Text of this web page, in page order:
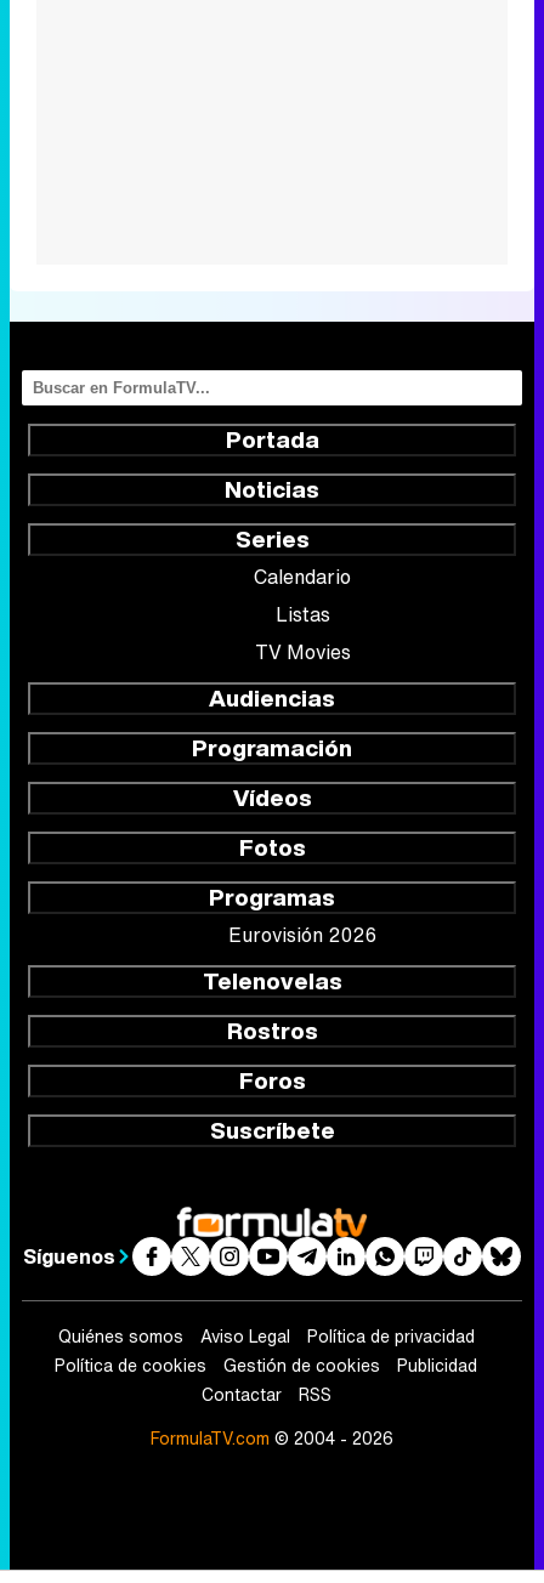
Portada
Noticias
Series
Calendario
Listas
TV Movies
Audiencias
Programación
Vídeos
Fotos
Programas
Eurovisión 2026
Telenovelas
Rostros
Foros
Suscríbete
Síguenos
Quiénes somos Aviso Legal
Política de privacidad
Política de cookies
Gestión de cookies
Publicidad
Contactar
RSS
FormulaTV.com © 2004 - 2026